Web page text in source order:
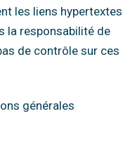
les liens hypertextes
la responsabilité de
de contrôle sur ces
générales